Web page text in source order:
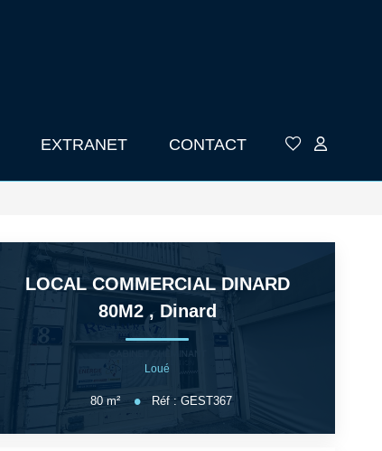
EXTRANET CONTACT
LOCAL COMMERCIAL DINARD
80M2, Dinard
Loué
80 m² Réf : GEST367